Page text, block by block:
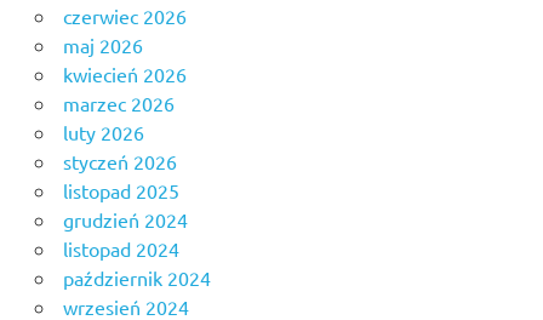
czerwiec 2026
maj 2026
kwiecień 2026
marzec 2026
luty 2026
styczeń 2026
listopad 2025
grudzień 2024
listopad 2024
październik 2024
wrzesień 2024